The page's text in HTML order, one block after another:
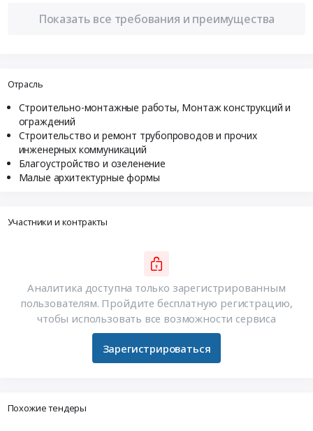
Показать все требования и преимущества
Отрасль
Строительно-монтажные работы, Монтаж конструкций и
ограждений
Строительство и ремонт трубопроводов и прочих
инженерных коммуникаций
Благоустройство и озеленение
Малые архитектурные формы
Участники и контракты
Аналитика доступна только зарегистрированным
пользователям. Пройдите бесплатную регистрацию,
чтобы использовать все возможности сервиса
Зарегистрироваться
Похожие тендеры